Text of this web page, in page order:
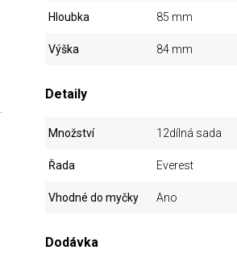
Hloubka 85 mm
Výška 84 mm
Detaily
Množství 12dílná sada
Řada Everest
Vhodné do myčky Ano
Dodávka